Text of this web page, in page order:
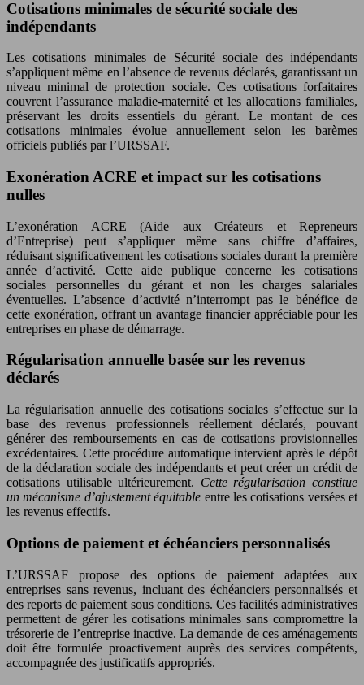
Cotisations minimales de sécurité sociale des
indépendants
Les cotisations minimales de Sécurité sociale des indépendants
s’appliquent même en l’absence de revenus déclarés, garantissant un
niveau minimal de protection sociale. Ces cotisations forfaitaires
couvrent l’assurance maladie-maternité et les allocations familiales,
préservant les droits essentiels du gérant. Le montant de ces
cotisations minimales évolue annuellement selon les barèmes
officiels publiés par l’URSSAF.
Exonération ACRE et impact sur les cotisations
nulles
L’exonération ACRE (Aide aux Créateurs et Repreneurs
d’Entreprise) peut s’appliquer même sans chiffre d’affaires,
réduisant significativement les cotisations sociales durant la première
année d’activité. Cette aide publique concerne les cotisations
sociales personnelles du gérant et non les charges salariales
éventuelles. L’absence d’activité n’interrompt pas le bénéfice de
cette exonération, offrant un avantage financier appréciable pour les
entreprises en phase de démarrage.
Régularisation annuelle basée sur les revenus
déclarés
La régularisation annuelle des cotisations sociales s’effectue sur la
base des revenus professionnels réellement déclarés, pouvant
générer des remboursements en cas de cotisations provisionnelles
excédentaires. Cette procédure automatique intervient après le dépôt
de la déclaration sociale des indépendants et peut créer un crédit de
cotisations utilisable ultérieurement. Cette régularisation constitue
un mécanisme d’ajustement équitable entre les cotisations versées et
les revenus effectifs.
Options de paiement et échéanciers personnalisés
L’URSSAF propose des options de paiement adaptées aux
entreprises sans revenus, incluant des échéanciers personnalisés et
des reports de paiement sous conditions. Ces facilités administratives
permettent de gérer les cotisations minimales sans compromettre la
trésorerie de l’entreprise inactive. La demande de ces aménagements
doit être formulée proactivement auprès des services compétents,
accompagnée des justificatifs appropriés.